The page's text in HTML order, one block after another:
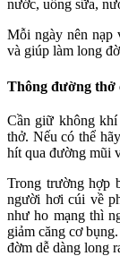
nước, uống sữa,
Mỗi ngày nên nạp
và giúp làm long
Thông đường thở
Cần giữ không khí
thở. Nếu có thể
hít qua đường mũi
Trong trường hợp
người hơi cúi về
như ho mạng thì
giảm căng cơ
đờm dễ dàng long